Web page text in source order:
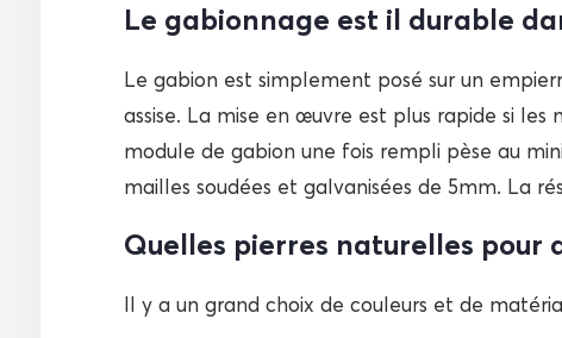
Le gabionnage est il durable
Le gabion est simplement posé sur un
assise. La mise en œuvre est plus rapide si
module de gabion une fois rempli pèse au
mailles soudées et galvanisées de 5mm. La
Quelles pierres naturelles pour
Il y a un grand choix de couleurs et de